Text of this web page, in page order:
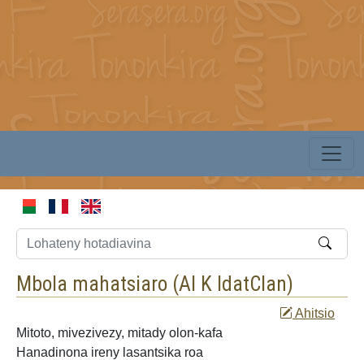
Mbola mahatsiaro (Al K IdatClan)
Ahitsio
Mitoto, mivezivezy, mitady olon-kafa
Hanadinona ireny lasantsika roa